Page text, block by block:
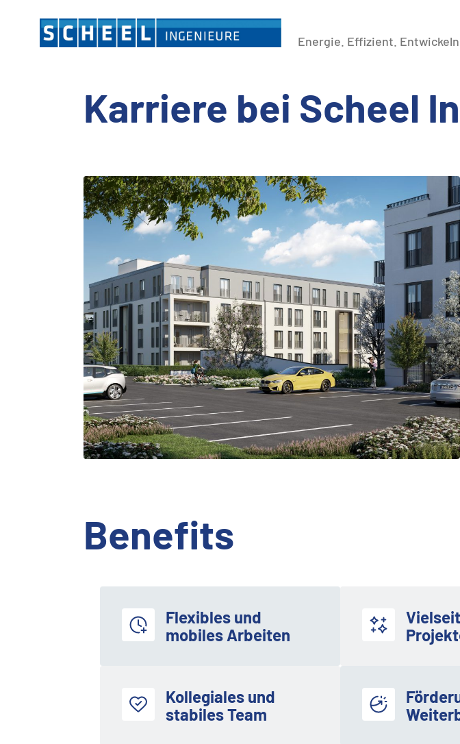
Energie. Effizient. Entwickeln.
Karriere bei Scheel
Benefits
Flexibles und
mobiles Arbeiten
Kollegiales und
stabiles Team